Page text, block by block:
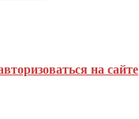
на сайте